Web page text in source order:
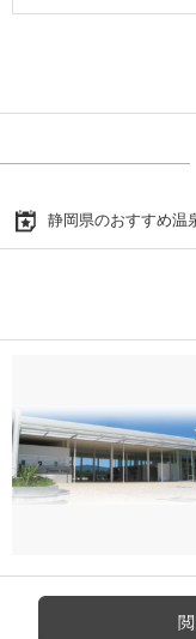
静岡県のおすすめ温